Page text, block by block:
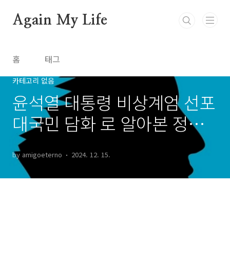
Again My Life
홈 태그
카테고리 없음
윤석열 대통령 비상계엄 선포
대국민 담화 로 알아본 정신
상태 전문가들 의견
by amigoeterno 2024. 12. 15.